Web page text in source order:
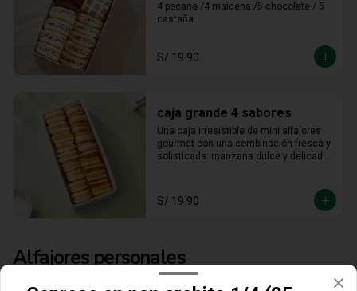
4 pecana /4 maicena /5 chocolate / 5
castaña
S/ 19.90
caja grande 4 sabores
Una caja irresistible de mini alfajores
gourmet con una combinación fresca y
sofisticada: manzana dulce y delicada,
equilibrio perfecto entre acidez y
dulzura en cada bocado, ideal para
S/ 19.90
Alfajores personales